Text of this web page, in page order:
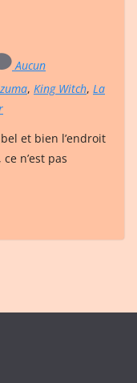
Aucun
, King Witch, La
et bien l’endroit
n’est pas